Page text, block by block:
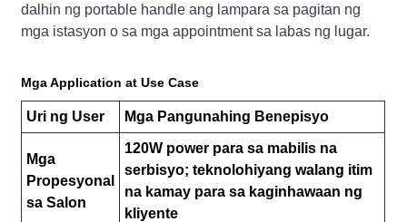
dalhin ng portable handle ang lampara sa pagitan ng
mga istasyon o sa mga appointment sa labas ng lugar.
Mga Application at Use Case
Uri ng User Mga Pangunahing Benepisyo
Mga
Propesyonal
sa Salon
120W power para sa mabilis na
serbisyo; teknolohiyang walang itim
na kamay para sa kaginhawaan ng
kliyente